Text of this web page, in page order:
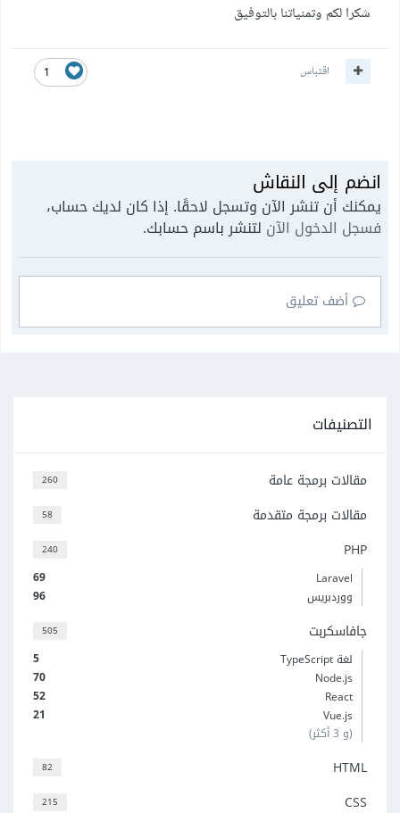
شكرا لكم وتمنياتنا بالتوفيق
1 اقتباس
انضم إلى النقاش
يمكنك أن تنشر الآن وتسجل لاحقًا. إذا كان لديك حساب،
فسجل الدخول الآن لتنشر باسم حسابك.
أضف تعليق
التصنيفات
260 مقالات برمجة عامة
58 مقالات برمجة متقدمة
240 PHP
69
Laravel
96
ووردبريس
505 جافاسكربت
5
لغة TypeScript
70
Node.js
52
React
21
Vue.js
(و 3 أكثر)
82 HTML
215 CSS